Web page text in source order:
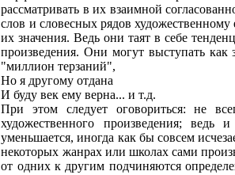
рассматривать в их взаимной
слов и словесных рядов художественному
их значения. Ведь они таят в себе
произведения. Они могут выступать как
"миллион терзаний",
Но я другому отдана
И буду век ему верна... и т.д.
При этом следует оговориться: не
художественного произведения;
уменьшается, иногда как бы совсем
некоторых жанрах или школах сами
от одних к другим подчиняются